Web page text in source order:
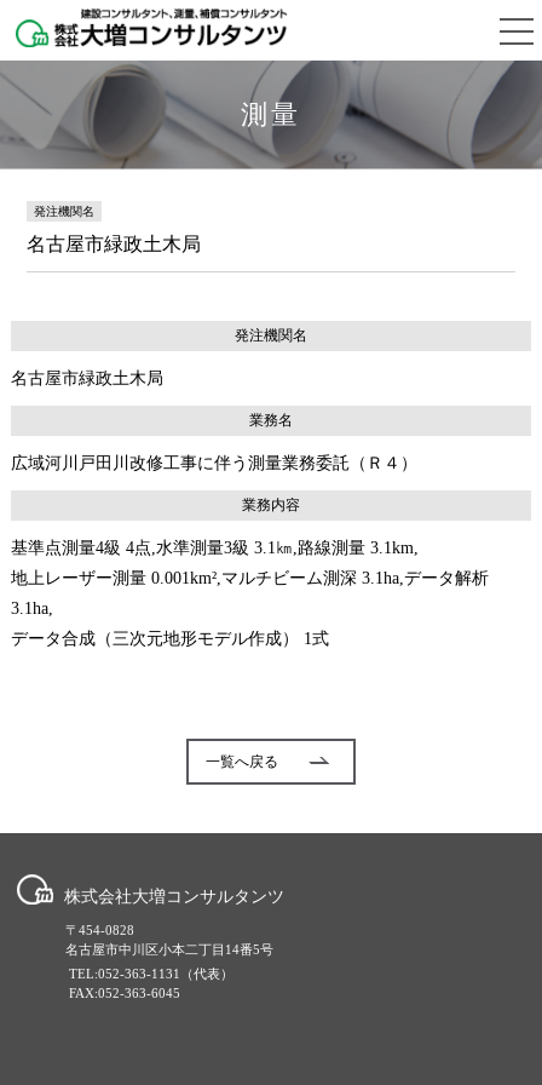
測量
発注機関名
名古屋市緑政土木局
発注機関名
名古屋市緑政土木局
業務名
広域河川戸田川改修工事に伴う測量業務委託（Ｒ４）
業務内容
基準点測量4級 4点,水準測量3級 3.1㎞,路線測量 3.1km,
地上レーザー測量 0.001km²,マルチビーム測深 3.1ha,データ解析
3.1ha,
データ合成（三次元地形モデル作成） 1式
一覧へ戻る
株式会社大増コンサルタンツ
〒454-0828
名古屋市中川区小本二丁目14番5号
TEL:052-363-1131（代表）
FAX:052-363-6045